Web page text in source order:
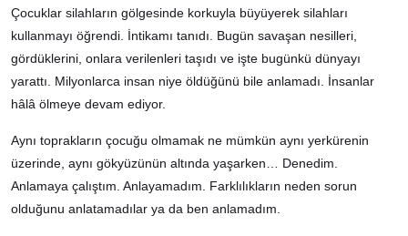
Çocuklar silahların gölgesinde korkuyla büyüyerek silahları
kullanmayı öğrendi. İntikamı tanıdı. Bugün savaşan nesilleri,
gördüklerini, onlara verilenleri taşıdı ve işte bugünkü dünyayı
yarattı. Milyonlarca insan niye öldüğünü bile anlamadı. İnsanlar
hâlâ ölmeye devam ediyor.
Aynı toprakların çocuğu olmamak ne mümkün aynı yerkürenin
üzerinde, aynı gökyüzünün altında yaşarken… Denedim.
Anlamaya çalıştım. Anlayamadım. Farklılıkların neden sorun
olduğunu anlatamadılar ya da ben anlamadım.